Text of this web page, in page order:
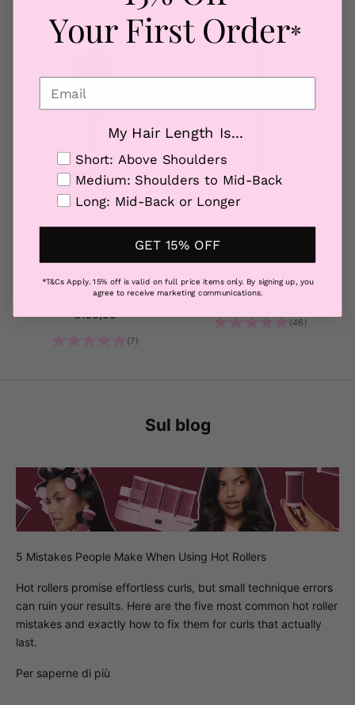
AGGIUNGI AL
M Ondulatore a infrarossi -
Rosa
Prezzo scontato
€169,00
(7)
AGGIUNGI AL
Piastra per capelli da 28 mm
Prezzo scontato
€75,00
(46)
Sul blog
5 Mistakes People Make When Using Hot Rollers
Hot rollers promise effortless curls, but small technique errors
can ruin your results. Here are the five most common hot roller
mistakes and exactly how to fix them for curls that actually
last.
Per saperne di più
Your First Order*
My Hair Length Is...
Hair Length
Short: Above Shoulders
Medium: Shoulders to Mid-Back
Long: Mid-Back or Longer
GET 15% OFF
*T&Cs Apply. 15% off is valid on full price items only. By signing up, you
agree to receive marketing communications.